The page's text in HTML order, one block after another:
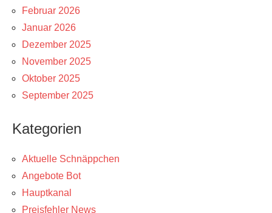
Februar 2026
Januar 2026
Dezember 2025
November 2025
Oktober 2025
September 2025
Kategorien
Aktuelle Schnäppchen
Angebote Bot
Hauptkanal
Preisfehler News